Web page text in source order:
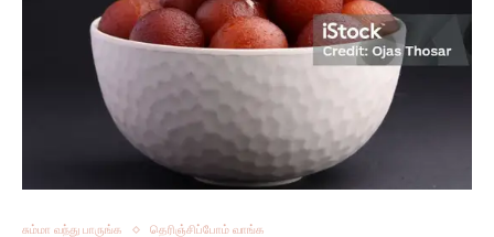
சும்மா வந்து பாருங்க தெரிஞ்சிப்போம் வாங்க